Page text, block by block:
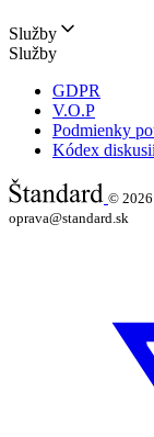
Služby
Služby
GDPR
V.O.P
Podmienky
Kódex
© 2026
oprava@standard.sk